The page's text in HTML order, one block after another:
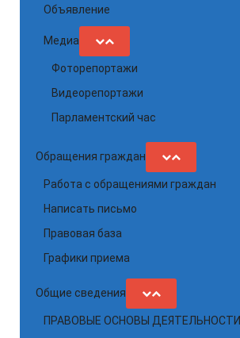
Объявление
Медиа
Фоторепортажи
Видеорепортажи
Парламентский час
Обращения граждан
Работа с обращениями граждан
Написать письмо
Правовая база
Графики приема
Общие сведения
ПРАВОВЫЕ ОСНОВЫ ДЕЯТЕЛЬНОСТИ